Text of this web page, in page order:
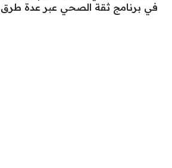
في برنامج ثقة الصحي عبر عدة